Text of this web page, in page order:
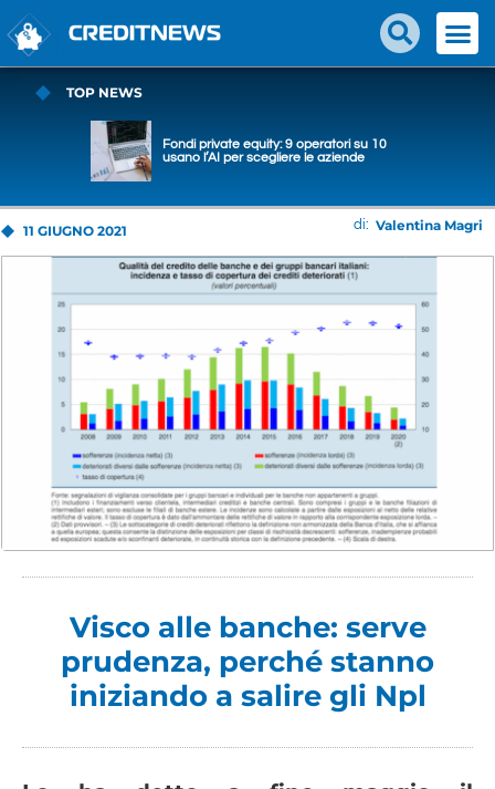
TOP NEWS
Fondi private equity: 9 operatori su 10
usano l’AI per scegliere le aziende
11 GIUGNO 2021 di: Valentina Magri
Visco alle banche: serve
prudenza, perché stanno
iniziando a salire gli Npl